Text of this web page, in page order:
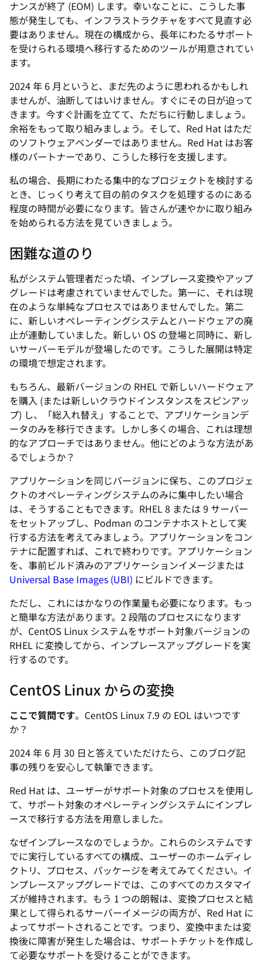
ナンスが終了 (EOM) します。幸いなことに、こうした事
態が発生しても、インフラストラクチャをすべて見直す必
要はありません。現在の構成から、長年にわたるサポート
を受けられる環境へ移行するためのツールが用意されてい
ます。
2024 年 6 月というと、まだ先のように思われるかもしれ
ませんが、油断してはいけません。すぐにその日が迫って
きます。今すぐ計画を立てて、ただちに行動しましょう。
余裕をもって取り組みましょう。そして、Red Hat はただ
のソフトウェアベンダーではありません。Red Hat はお客
様のパートナーであり、こうした移行を支援します。
私の場合、長期にわたる集中的なプロジェクトを検討する
とき、じっくり考えて目の前のタスクを処理するのにある
程度の時間が必要になります。皆さんが速やかに取り組み
を始められる方法を見ていきましょう。
困難な道のり
私がシステム管理者だった頃、インプレース変換やアップ
グレードは考慮されていませんでした。第一に、それは現
在のような単純なプロセスではありませんでした。第二
に、新しいオペレーティングシステムとハードウェアの廃
止が連動していました。新しい OS の登場と同時に、新し
いサーバーモデルが登場したのです。こうした展開は特定
の環境で想定されます。
もちろん、最新バージョンの RHEL で新しいハードウェア
を購入 (または新しいクラウドインスタンスをスピンアッ
プ) し、「総入れ替え」することで、アプリケーションデ
ータのみを移行できます。しかし多くの場合、これは理想
的なアプローチではありません。他にどのような方法があ
るでしょうか？
アプリケーションを同じバージョンに保ち、このプロジェ
クトのオペレーティングシステムのみに集中したい場合
は、そうすることもできます。RHEL 8 または 9 サーバー
をセットアップし、Podman のコンテナホストとして実
行する方法を考えてみましょう。アプリケーションをコン
テナに配置すれば、これで終わりです。アプリケーション
を、事前ビルド済みのアプリケーションイメージまたは
Universal Base Images (UBI) にビルドできます。
ただし、これにはかなりの作業量も必要になります。もっ
と簡単な方法があります。2 段階のプロセスになります
が、CentOS Linux システムをサポート対象バージョンの
RHEL に変換してから、インプレースアップグレードを実
行するのです。
CentOS Linux からの変換
ここで質問です。CentOS Linux 7.9 の EOL はいつです
か？
2024 年 6 月 30 日と答えていただけたら、このブログ記
事の残りを安心して執筆できます。
Red Hat は、ユーザーがサポート対象のプロセスを使用し
て、サポート対象のオペレーティングシステムにインプレ
ースで移行する方法を用意しました。
なぜインプレースなのでしょうか。これらのシステムです
でに実行しているすべての構成、ユーザーのホームディレ
クトリ、プロセス、パッケージを考えてみてください。イ
ンプレースアップグレードでは、このすべてのカスタマイ
ズが維持されます。もう 1 つの朗報は、変換プロセスと結
果として得られるサーバーイメージの両方が、Red Hat に
よってサポートされることです。つまり、変換中または変
換後に障害が発生した場合は、サポートチケットを作成し
て必要なサポートを受けることができます。